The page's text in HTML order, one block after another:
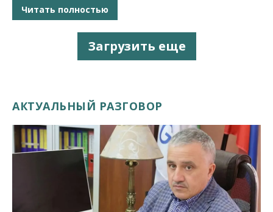
Читать полностью
Загрузить еще
АКТУАЛЬНЫЙ РАЗГОВОР